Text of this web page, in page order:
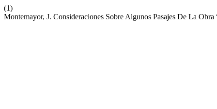
(1)
Montemayor, J. Consideraciones Sobre Algunos Pasajes De La